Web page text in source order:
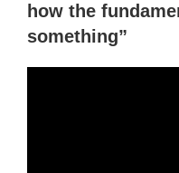
how the
something”